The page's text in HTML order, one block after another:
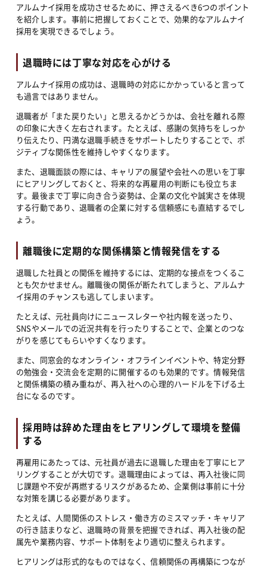
アルムナイ採用を成功させるために、押さえるべき6つのポイント
を紹介します。事前に把握しておくことで、効果的なアルムナイ
採用を実現できるでしょう。
退職時には丁寧な対応を心がける
アルムナイ採用の成功は、退職時の対応にかかっていると言って
も過言ではありません。
退職者が「また戻りたい」と思えるかどうかは、会社を離れる際
の印象に大きく左右されます。たとえば、感謝の気持ちをしっか
り伝えたり、円満な退職手続きをサポートしたりすることで、ポ
ジティブな関係性を維持しやすくなります。
また、退職面談の際には、キャリアの展望や会社への思いを丁寧
にヒアリングしておくと、将来的な再雇用の判断にも役立ちま
す。最後まで丁寧に向き合う姿勢は、企業の文化や誠実さを体現
する行動であり、退職者の企業に対する信頼感にも直結するでし
ょう。
離職後に定期的な関係構築と情報発信をする
退職した社員との関係を維持するには、定期的な接点をつくるこ
とも欠かせません。離職後の関係が断たれてしまうと、アルムナ
イ採用のチャンスも逃してしまいます。
たとえば、元社員向けにニュースレターや社内報を送ったり、
SNSやメールでの近況共有を行ったりすることで、企業とのつな
がりを感じてもらいやすくなります。
また、同窓会的なオンライン・オフラインイベントや、特定分野
の勉強会・交流会を定期的に開催するのも効果的です。情報発信
と関係構築の積み重ねが、再入社への心理的ハードルを下げる土
台になるのです。
採用時は辞めた理由をヒアリングして環境を整備
する
再雇用にあたっては、元社員が過去に退職した理由を丁寧にヒア
リングすることが大切です。退職理由によっては、再入社後に同
じ課題や不安が再燃するリスクがあるため、企業側は事前に十分
な対策を講じる必要があります。
たとえば、人間関係のストレス・働き方のミスマッチ・キャリア
の行き詰まりなど、退職時の背景を把握できれば、再入社後の配
属先や業務内容、サポート体制をより適切に整えられます。
ヒアリングは形式的なものではなく、信頼関係の再構築につなが